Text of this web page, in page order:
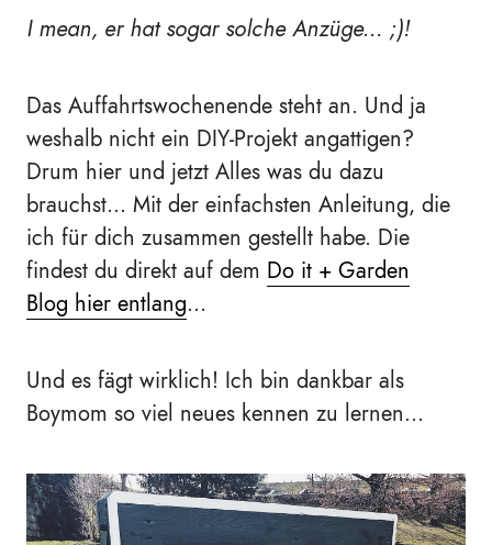
I mean, er hat sogar solche Anzüge... ;)!
Das Auffahrtswochenende steht an. Und ja
weshalb nicht ein DIY-Projekt angattigen?
Drum hier und jetzt Alles was du dazu
brauchst... Mit der einfachsten Anleitung, die
ich für dich zusammen gestellt habe. Die
findest du direkt auf dem Do it + Garden
Blog hier entlang...
Und es fägt wirklich! Ich bin dankbar als
Boymom so viel neues kennen zu lernen...